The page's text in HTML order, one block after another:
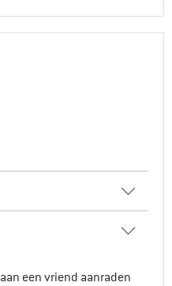
een vriend aanraden